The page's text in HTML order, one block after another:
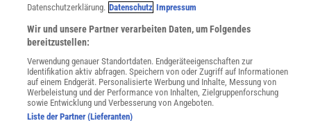
Datenschutzerklärung. Datenschutz Impressum
Wir und unsere Partner verarbeiten Daten, um Folgendes
bereitzustellen:
Verwendung genauer Standortdaten. Endgeräteeigenschaften zur
Identifikation aktiv abfragen. Speichern von oder Zugriff auf Informationen
auf einem Endgerät. Personalisierte Werbung und Inhalte, Messung von
Werbeleistung und der Performance von Inhalten, Zielgruppenforschung
sowie Entwicklung und Verbesserung von Angeboten.
Liste der Partner (Lieferanten)